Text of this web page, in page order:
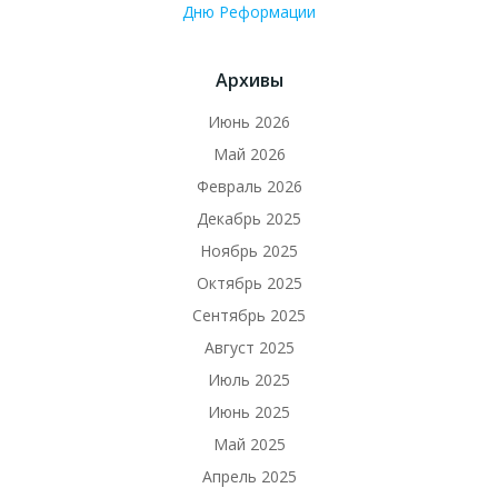
Дню Реформации
Архивы
Июнь 2026
Май 2026
Февраль 2026
Декабрь 2025
Ноябрь 2025
Октябрь 2025
Сентябрь 2025
Август 2025
Июль 2025
Июнь 2025
Май 2025
Апрель 2025